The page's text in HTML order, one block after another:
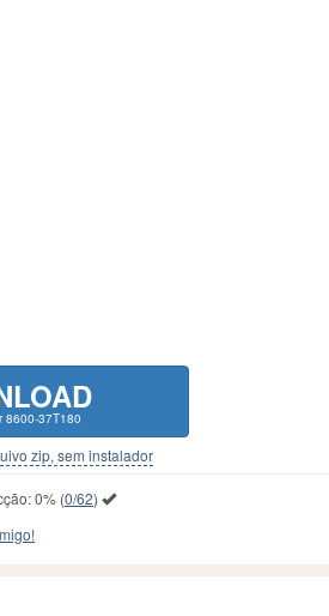
8600-37T180
zip, sem instalador
0%(0/62)